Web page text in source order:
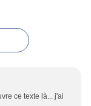
ce texte là... j'ai